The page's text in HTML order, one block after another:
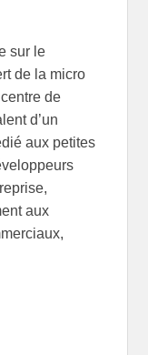
sur le
de la micro
de
d’un
aux petites
aux